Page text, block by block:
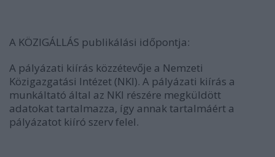
A KÖZIGÁLLÁS publikálási időpontja:
A pályázati kiírás közzétevője a Nemzeti
Közigazgatási Intézet (NKI). A pályázati kiírás a
munkáltató által az NKI részére megküldött
adatokat tartalmazza, így annak tartalmáért a
pályázatot kiíró szerv felel.